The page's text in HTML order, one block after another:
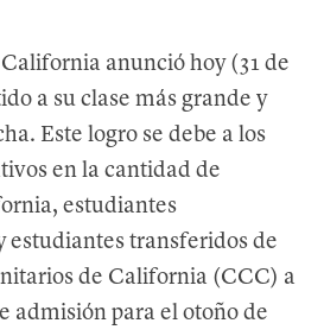
anunció hoy (31 de
a su clase más grande y
Este logro se debe a los
en la cantidad de
estudiantes
estudiantes transferidos de
de California (CCC) a
admisión para el otoño de